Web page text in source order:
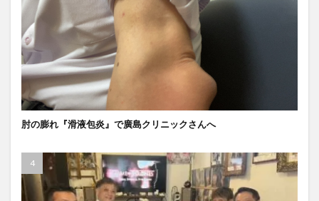
肘の膨れ『滑液包炎』で廣島クリニックさんへ